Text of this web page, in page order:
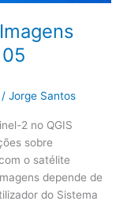
/ Jorge Santos
2 no QGIS
sobre
o satélite
depende de
do Sistema